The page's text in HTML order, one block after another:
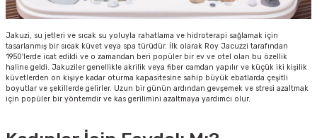
Jakuzi, su jetleri ve sıcak su yoluyla rahatlama ve hidroterapi sağlamak için
tasarlanmış bir sıcak küvet veya spa türüdür. İlk olarak Roy Jacuzzi tarafından
1950'lerde icat edildi ve o zamandan beri popüler bir ev ve otel olan bu özellik
haline geldi. Jakuziler genellikle akrilik veya fiber camdan yapılır ve küçük iki kişilik
küvetlerden on kişiye kadar oturma kapasitesine sahip büyük ebatlarda çeşitli
boyutlar ve şekillerde gelirler. Uzun bir günün ardından gevşemek ve stresi azaltmak
için popüler bir yöntemdir ve kas gerilimini azaltmaya yardımcı olur.